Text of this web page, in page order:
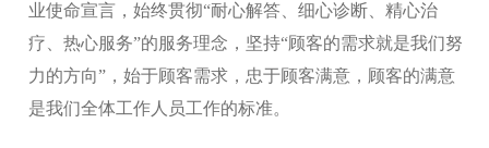
业使命宣言，始终贯彻“耐心解答、细心诊断、精心治
疗、热心服务”的服务理念，坚持“顾客的需求就是我们努
力的方向”，始于顾客需求，忠于顾客满意，顾客的满意
是我们全体工作人员工作的标准。